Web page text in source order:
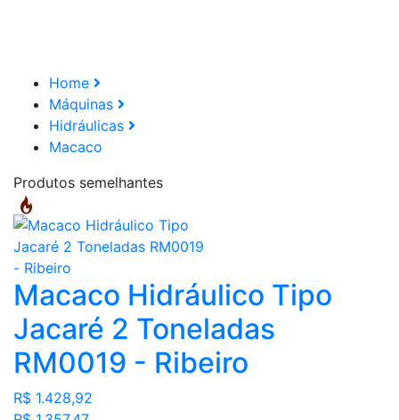
Home
Máquinas
Hidráulicas
Macaco
Produtos semelhantes
Macaco Hidráulico Tipo
Jacaré 2 Toneladas
RM0019 - Ribeiro
R$ 1.428,92